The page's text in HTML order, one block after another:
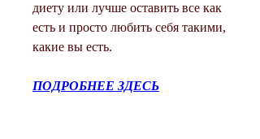
диету или лучше оставить все как
есть и просто любить себя такими,
какие вы есть.
ПОДРОБНЕЕ ЗДЕСЬ